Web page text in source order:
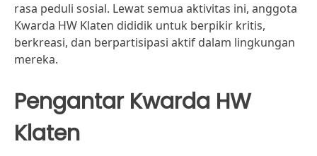
rasa peduli sosial. Lewat semua aktivitas ini, anggota
Kwarda HW Klaten dididik untuk berpikir kritis,
berkreasi, dan berpartisipasi aktif dalam lingkungan
mereka.
Pengantar Kwarda HW
Klaten